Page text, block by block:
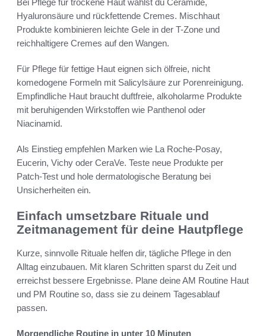
Hyaluronsäure und rückfettende Cremes. Mischhaut
Produkte kombinieren leichte Gele in der T-Zone und
reichhaltigere Cremes auf den Wangen.
Für Pflege für fettige Haut eignen sich ölfreie, nicht
komedogene Formeln mit Salicylsäure zur Porenreinigung.
Empfindliche Haut braucht duftfreie, alkoholarme Produkte
mit beruhigenden Wirkstoffen wie Panthenol oder
Niacinamid.
Als Einstieg empfehlen Marken wie La Roche-Posay,
Eucerin, Vichy oder CeraVe. Teste neue Produkte per
Patch-Test und hole dermatologische Beratung bei
Unsicherheiten ein.
Einfach umsetzbare Rituale und
Zeitmanagement für deine Hautpflege
Kurze, sinnvolle Rituale helfen dir, tägliche Pflege in den
Alltag einzubauen. Mit klaren Schritten sparst du Zeit und
erreichst bessere Ergebnisse. Plane deine AM Routine Haut
und PM Routine so, dass sie zu deinem Tagesablauf
passen.
Morgendliche Routine in unter 10 Minuten